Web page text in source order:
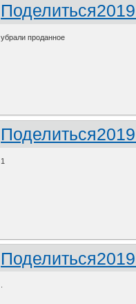
Поделиться
убрали проданное
Поделиться
1
Поделиться